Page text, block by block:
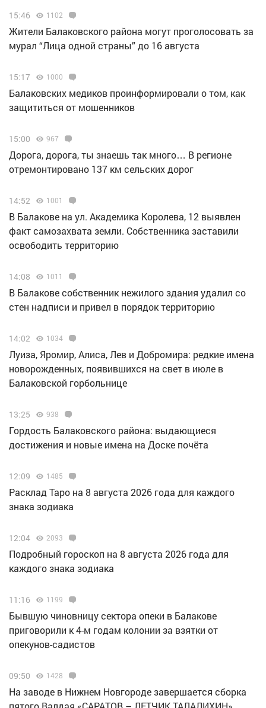
15:46 1102
Жители Балаковского района могут проголосовать за
мурал “Лица одной страны” до 16 августа
15:17 1000
Балаковских медиков проинформировали о том, как
защититься от мошенников
15:00 967
Дорога, дорога, ты знаешь так много… В регионе
отремонтировано 137 км сельских дорог
14:52 1001
В Балакове на ул. Академика Королева, 12 выявлен
факт самозахвата земли. Собственника заставили
освободить территорию
14:08 1011
В Балакове собственник нежилого здания удалил со
стен надписи и привел в порядок территорию
14:02 1034
Луиза, Яромир, Алиса, Лев и Добромира: редкие имена
новорожденных, появившихся на свет в июле в
Балаковской горбольнице
13:25 938
Гордость Балаковского района: выдающиеся
достижения и новые имена на Доске почёта
12:09 1485
Расклад Таро на 8 августа 2026 года для каждого
знака зодиака
12:04 2093
Подробный гороскоп на 8 августа 2026 года для
каждого знака зодиака
11:16 1199
Бывшую чиновницу сектора опеки в Балакове
приговорили к 4-м годам колонии за взятки от
опекунов-садистов
09:50 1428
Н️а заводе в Нижнем Новгороде завершается сборка